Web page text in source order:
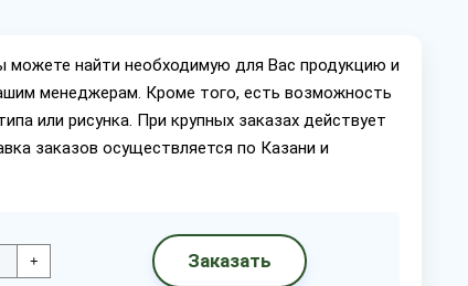
можете найти необходимую для Вас продукцию и
менеджерам. Кроме того, есть возможность
или рисунка. При крупных заказах действует
заказов осуществляется по Казани и
+ Заказать